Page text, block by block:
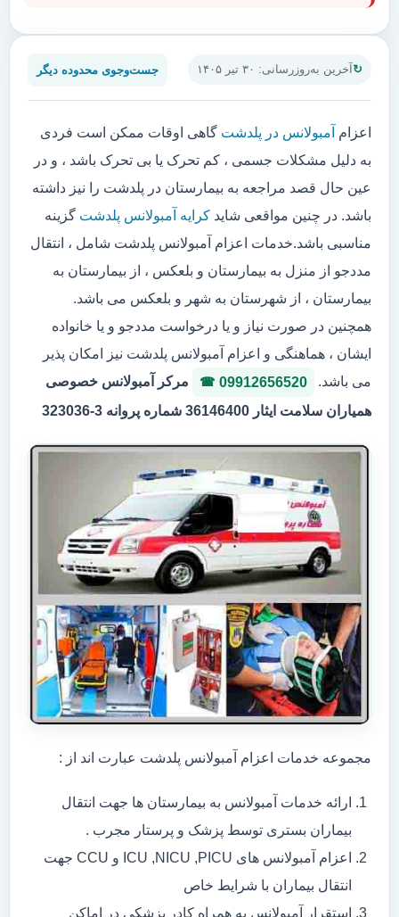
آخرین به‌روزرسانی: ۳۰ تیر ۱۴۰۵ جست‌وجوی محدوده دیگر
اعزام آمبولانس در پلدشت گاهی اوقات ممکن است فردی
به دلیل مشکلات جسمی ، کم تحرک یا بی تحرک باشد ، و در
عین حال قصد مراجعه به بیمارستان در پلدشت را نیز داشته
باشد. در چنین مواقعی شاید کرایه آمبولانس پلدشت گزینه
مناسبی باشد.خدمات اعزام آمبولانس پلدشت شامل ، انتقال
مددجو از منزل به بیمارستان و بلعکس ، از بیمارستان به
بیمارستان ، از شهرستان به شهر و بلعکس می باشد.
همچنین در صورت نیاز و یا درخواست مددجو و یا خانواده
ایشان ، هماهنگی و اعزام آمبولانس پلدشت نیز امکان پذیر
می باشد.
09912656520
مرکر آمبولانس خصوصی
همیاران سلامت ایثار 36146400 شماره پروانه 3-323036
مجموعه خدمات اعزام آمبولانس پلدشت عبارت اند از :
ارائه خدمات آمبولانس به بیمارستان ها جهت انتقال
بیماران بستری توسط پزشک و پرستار مجرب .
اعزام آمبولانس های ICU ,NICU ,PICU و CCU جهت
انتقال بیماران با شرایط خاص
استقرار آمبولانس به همراه کادر پزشکی در اماکن